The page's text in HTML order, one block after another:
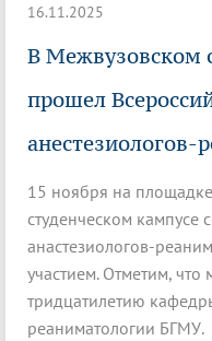
16.11.2025
В Межвузовском
прошел
анестезиологов-
15 ноября на
студенческом кампусе
анастезиологов-
участием. Отметим,
тридцатилетию
реаниматологии БГМУ.